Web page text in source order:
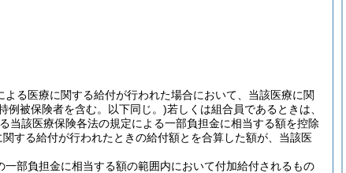
る医療に関する給付が行われた場合において、当該医療に関
例被保険者を含む。以下同じ。)若しくは組合員であるときは、
当該医療保険各法の規定による一部負担金に相当する額を控除
する給付が行われたときの給付額とを合算した額が、当該医
部負担金に相当する額の範囲内において付加給付されるもの